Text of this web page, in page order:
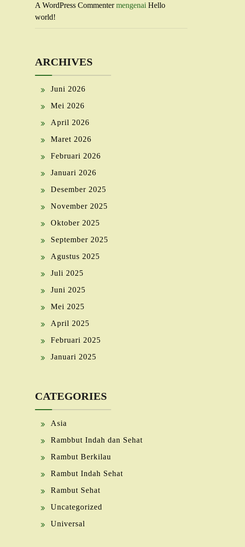
A WordPress Commentermengenai Hello
world!
ARCHIVES
Juni 2026
Mei 2026
April 2026
Maret 2026
Februari 2026
Januari 2026
Desember 2025
November 2025
Oktober 2025
September 2025
Agustus 2025
Juli 2025
Juni 2025
Mei 2025
April 2025
Februari 2025
Januari 2025
CATEGORIES
Asia
Rambbut Indah dan Sehat
Rambut Berkilau
Rambut Indah Sehat
Rambut Sehat
Uncategorized
Universal